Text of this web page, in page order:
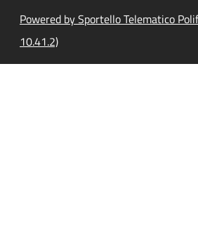
Powered by Sportello Telematico
10.41.2)